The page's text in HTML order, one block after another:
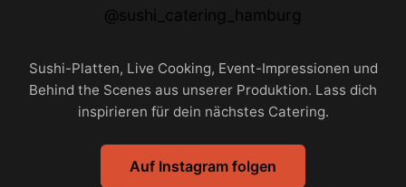
@sushi_catering_hamburg
Sushi-Platten, Live Cooking, Event-Impressionen und
Behind the Scenes aus unserer Produktion. Lass dich
inspirieren für dein nächstes Catering.
Auf Instagram folgen